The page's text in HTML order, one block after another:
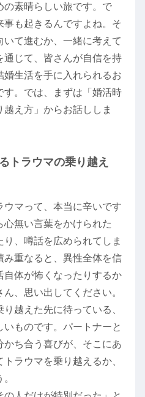
の素晴らしい旅です。で
事も起きるんですよね。そ
て進むか、一緒に考えて
通じて、皆さんが自信を持
婚生活を手に入れられるお
。では、まずは「婚活時
え方」からお話ししま
トラウマの乗り越え
マって、本当に辛いです
心無い言葉をかけられた
、噂話を広められてしま
重なると、異性全体を信
自体が怖くなったりするか
、思い出してください。
越えた先に待っている、
ものです。パートナーと
ち合う喜びが、そこにあ
ラウマを乗り越えるか、